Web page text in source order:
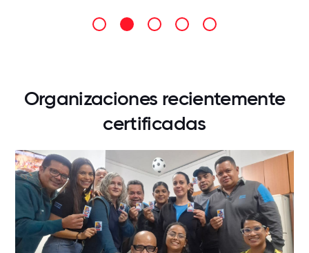
Organizaciones recientemente
certificadas